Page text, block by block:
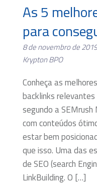
As 5
para
8 de novembro de
Krypton BPO
Conheça as
backlinks
segundo a
com conteúdos
estar bem
que isso. Uma das
de SEO (search
LinkBuilding. O […]